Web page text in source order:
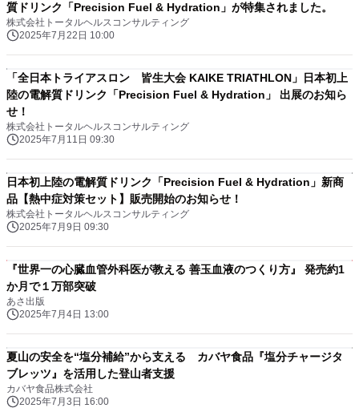
質ドリンク「Precision Fuel & Hydration」が特集されました。
株式会社トータルヘルスコンサルティング
2025年7月22日 10:00
「全日本トライアスロン 皆生大会 KAIKE TRIATHLON」日本初上
陸の電解質ドリンク「Precision Fuel & Hydration」 出展のお知ら
せ！
株式会社トータルヘルスコンサルティング
2025年7月11日 09:30
日本初上陸の電解質ドリンク「Precision Fuel & Hydration」新商
品【熱中症対策セット】販売開始のお知らせ！
株式会社トータルヘルスコンサルティング
2025年7月9日 09:30
『世界一の心臓血管外科医が教える 善玉血液のつくり方』 発売約1
か月で１万部突破
あさ出版
2025年7月4日 13:00
夏山の安全を“塩分補給”から支える カバヤ食品『塩分チャージタ
ブレッツ』を活用した登山者支援
カバヤ食品株式会社
2025年7月3日 16:00